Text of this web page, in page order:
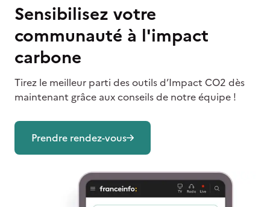
Sensibilisez votre
communauté à l'impact
carbone
Tirez le meilleur parti des outils d’Impact CO2 dès
maintenant grâce aux conseils de notre équipe !
Prendre rendez-vous